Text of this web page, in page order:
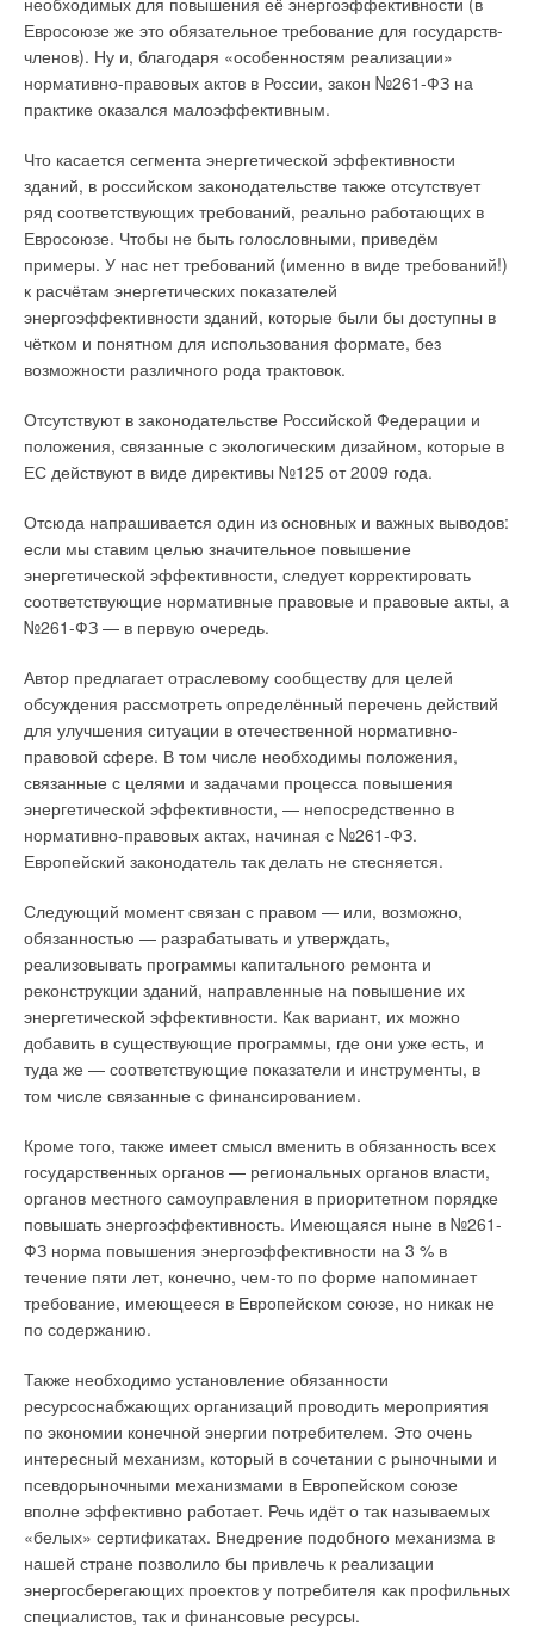
Евросоюзе же это обязательное требование для государств-
членов). Ну и, благодаря «особенностям реализации»
нормативно-правовых актов в России, закон №261-ФЗ на
практике оказался малоэффективным.
Что касается сегмента энергетической эффективности
зданий, в российском законодательстве также отсутствует
ряд соответствующих требований, реально работающих в
Евросоюзе. Чтобы не быть голословными, приведём
примеры. У нас нет требований (именно в виде требований!)
к расчётам энергетических показателей
энергоэффективности зданий, которые были бы доступны в
чётком и понятном для использования формате, без
возможности различного рода трактовок.
Отсутствуют в законодательстве Российской Федерации и
положения, связанные с экологическим дизайном, которые в
ЕС действуют в виде директивы №125 от 2009 года.
Отсюда напрашивается один из основных и важных выводов:
если мы ставим целью значительное повышение
энергетической эффективности, следует корректировать
соответствующие нормативные правовые и правовые акты, а
№261-ФЗ — в первую очередь.
Автор предлагает отраслевому сообществу для целей
обсуждения рассмотреть определённый перечень действий
для улучшения ситуации в отечественной нормативно-
правовой сфере. В том числе необходимы положения,
связанные с целями и задачами процесса повышения
энергетической эффективности, — непосредственно в
нормативно-правовых актах, начиная с №261-ФЗ.
Европейский законодатель так делать не стесняется.
Следующий момент связан с правом — или, возможно,
обязанностью — разрабатывать и утверждать,
реализовывать программы капитального ремонта и
реконструкции зданий, направленные на повышение их
энергетической эффективности. Как вариант, их можно
добавить в существующие программы, где они уже есть, и
туда же — соответствующие показатели и инструменты, в
том числе связанные с финансированием.
Кроме того, также имеет смысл вменить в обязанность всех
государственных органов — региональных органов власти,
органов местного самоуправления в приоритетном порядке
повышать энергоэффективность. Имеющаяся ныне в №261-
ФЗ норма повышения энергоэффективности на 3 % в
течение пяти лет, конечно, чем-то по форме напоминает
требование, имеющееся в Европейском союзе, но никак не
по содержанию.
Также необходимо установление обязанности
ресурсоснабжающих организаций проводить мероприятия
по экономии конечной энергии потребителем. Это очень
интересный механизм, который в сочетании с рыночными и
псевдорыночными механизмами в Европейском союзе
вполне эффективно работает. Речь идёт о так называемых
«белых» сертификатах. Внедрение подобного механизма в
нашей стране позволило бы привлечь к реализации
энергосберегающих проектов у потребителя как профильных
специалистов, так и финансовые ресурсы.
Можно получить еще большую пользу от этих источников
тепла, используя АБХМ совместно с когенератором (ТЭЦ),
чтобы применять произведенное при выработке
электричества тепло для отопления и подогрева воды. Этот
совместном использовании ТЭЦ и АБХМ называется CCHP
(Combined Cooling, Heating, and Power –«комбинированное
охлаждение, обогрев и электроэнергия») или
«тригенерация». Столь широкие возможности приложения
позволяют использовать CCHP в различных ролях.
К примеру, тригенерационные установки преобразуют
вторичное тепло ТЭЦ в охлаждающую энергию, что делает
их применение особенно эффективным на электростанциях,
поскольку типичная электростанция теряет более половины
тепла, полученного при выработке электричества. Вместо
того чтобы терять эту энергию, тригенерационные установки
повторно используют это тепло, позволяя дополнительно
экономить энергию в тех зданиях, где для обеспечения
Гибридная АБХМ LG утилизирует такие источники тепла, как
пар, горячая вода и выхлопные газы для увеличения общей
энергоэффективности тригенерационных систем. Кроме
того, в состав машины включена запасная система прямого
газового подогрева, которая обеспечивает циркуляцию
раствора при перерывах в работе ТЭЦ. Гибридная АБХМ
идеально подходит пользователям, стремящимся уменьшить
источников энергии. В ясную погоду он может работать от
солнечных батарей, а в пасмурную – от системы прямого
газового подогрева. Это идеально продуманное решение
предоставляет широкий выбор эффективных и надежных
способов охлаждения.
Для достижения максимальной гибкости, LG наделила
каждую АБХМ способностью легко подстраиваться под
зависимости от источников тепла и параметров генератора,
что позволяет получить идеальный охладитель для любых
условий. Благодаря этому АБХМ LG поддерживают широкий
диапазон температур: от 95 до 72 градусов Цельсия (для
горячей воды).
Оптимальный дизайн, индивидуально подобранный исходя
из характеристик генератора, значительно повышает общую
эффективность тригенерационной системы. АБХМ LG
предлагают самый высокий в мире уровень эффективности с
В то же время, есть и недостатки, обусловленные прежде
всего также самой природой энергоносителя —
низкопотенциального (с низкой плотностью энергии,
приходящейся на единицу площади) и недостаточно
течение суток и сезонов, изменения скорости ветра может
быть просто непредсказуемой, и даже изменения речного
стока могут быть резкими и не всегда прогнозируемыми.
На практике это означает отчуждение больших площадей, в
частности, для строительства солнечных (СЭС) и
ветростанций (ВЭС), большой расход материалов и
комплектующих в пересчёте на единицу установленной
мощности и, в дальнейшем, произведённой энергии,
балансирование системы, особенно если речь идёт об
автономной (изолированной) станции (рис. 1).
В итоге это выливается в более высокие инвестиционные
постоянные операционные затраты. Именно
инвестиционная составляющая ведёт к снижению ценовой
конкурентоспособности ВИЭ в целом.
Запуск электростанции на ВИЭ практически всегда
существенно дороже, чем запуск станции на ископаемом
сырье, вырабатывающей то же количество энергии. Однако
далее обслуживание (операционные затраты) для станции
на энергоносители и, чем выше цены на ископаемое
энергетическое сырье, тем больше преимуществ получают
ВИЭ.
Теоретически станция на ВИЭ всегда — раньше или позже,
окупится относительно станции на ископаемом топливе,
практически же срок окупаемости может превысить срок
службы оборудования, то есть окупаемость просто не успеет
дисконтированном сроке окупаемости.
Снижение инвестиционных затрат для ВИЭ является
вопросом научно-технического прогресса, развития
технологий, позволяющих более полно и с меньшими
затратами использовать естественные энергетические
потоки. В последние десятилетия здесь достигнуты
впечатляющие результаты, прежде всего в солнечной
энергетике, где инвестиционные затраты снизились в
несколько раз (хотя они остаются выше, чем у